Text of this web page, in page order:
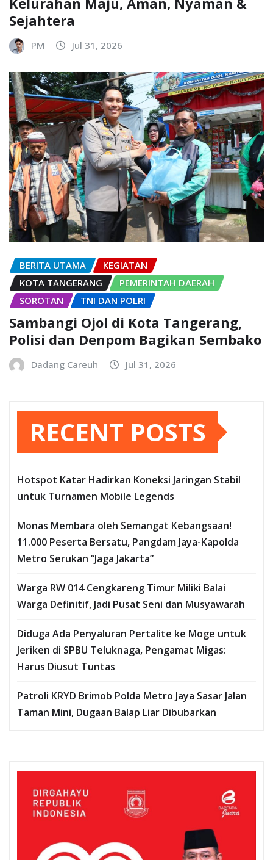
Sejahtera
PM Jul 31, 2026
BERITA UTAMA
KEGIATAN
KOTA TANGERANG
PEMERINTAH DAERAH
SOROTAN
TNI DAN POLRI
Sambangi Ojol di Kota Tangerang,
Polisi dan Denpom Bagikan Sembako
Dadang Careuh Jul 31, 2026
RECENT POSTS
Hotspot Katar Hadirkan Koneksi Jaringan Stabil
untuk Turnamen Mobile Legends
Monas Membara oleh Semangat Kebangsaan!
11.000 Peserta Bersatu, Pangdam Jaya-Kapolda
Metro Serukan “Jaga Jakarta”
Warga RW 014 Cengkareng Timur Miliki Balai
Warga Definitif, Jadi Pusat Seni dan Musyawarah
Diduga Ada Penyaluran Pertalite ke Moge untuk
Jeriken di SPBU Teluknaga, Pengamat Migas:
Harus Diusut Tuntas
Patroli KRYD Brimob Polda Metro Jaya Sasar Jalan
Taman Mini, Dugaan Balap Liar Dibubarkan